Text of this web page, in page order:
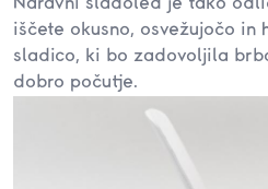
Naravni sladoled je tako
iščete okusno, osvežujočo in
sladico, ki bo zadovoljila
dobro počutje.